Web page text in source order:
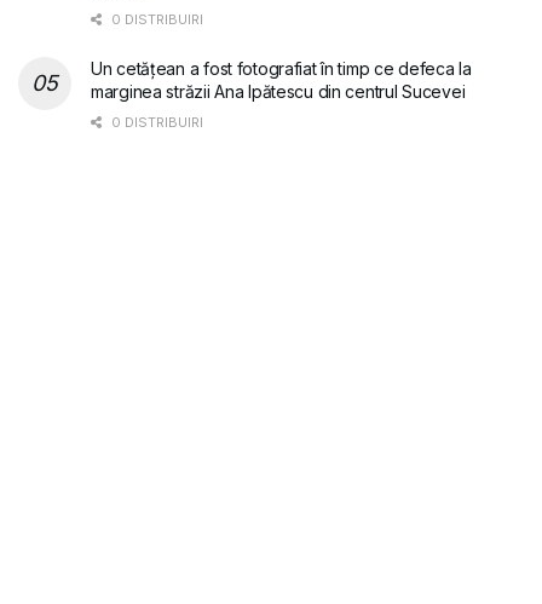
0 DISTRIBUIRI
Un cetățean a fost fotografiat în timp ce defeca la
marginea străzii Ana Ipătescu din centrul Sucevei
0 DISTRIBUIRI